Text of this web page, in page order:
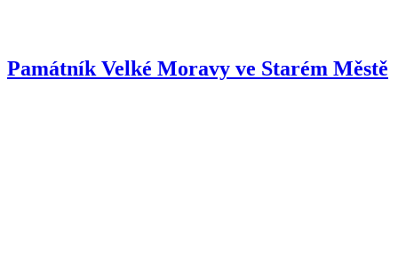
Památník Velké Moravy ve Starém Městě